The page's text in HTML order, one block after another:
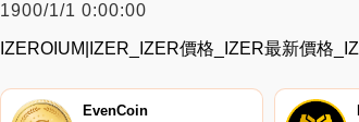
1900/1/1 0:00:00
IZEROIUM|IZER_IZER價格_IZER最新價格
EvenCoin